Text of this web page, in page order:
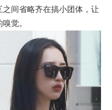
间省略齐在搞小团体，让
觉。